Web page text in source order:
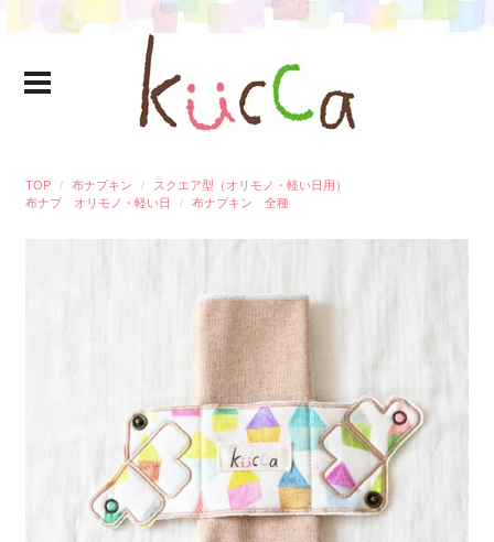
TOP 布ナプキン
スクエア型（オリモノ・軽い日用）
布ナプ オリモノ・軽い日
布ナプキン 全種